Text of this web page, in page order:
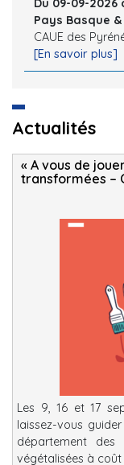
Du 09-09-2026
Pays Basque
CAUE des
[En savoir plus]
Actualités
« A vous de
transformées –
Les 9, 16 et 17
laissez-vous
département des
végétalisées à